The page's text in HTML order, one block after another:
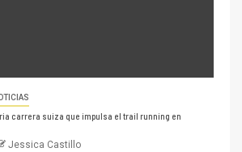
carrera suiza que impulsa el trail running en
Jessica Castillo